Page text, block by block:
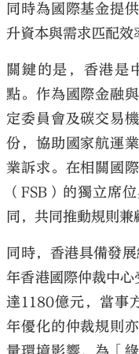
同時為國際基金提
升資本與需求匹配效
關鍵的是，香港是
點。作為國際金融
定委員會及碳交易
份，協助國家航運
業訴求。在相關國
（FSB）的獨立席
同，共同推動規則兼
同時，香港具備發
年香港國際仲裁中
達1180億元，當事
年優化的仲裁規則